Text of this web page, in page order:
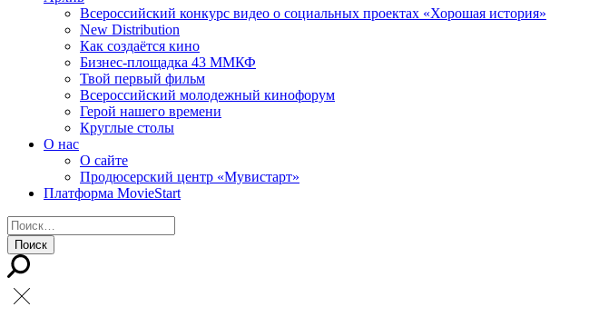
Всероссийский конкурс видео о социальных проектах «Хорошая история»
New Distribution
Как создаётся кино
Бизнес-площадка 43 ММКФ
Твой первый фильм
Всероссийский молодежный кинофорум
Герой нашего времени
Круглые столы
О нас
О сайте
Продюсерский центр «Мувистарт»
Платформа MovieStart